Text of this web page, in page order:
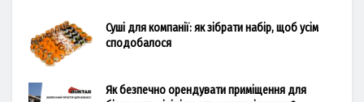
Суші для компанії: як зібрати набір, щоб усім
сподобалося
Як безпечно орендувати приміщення для